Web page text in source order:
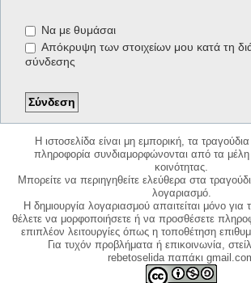
Να με θυμάσαι
Απόκρυψη των στοιχείων μου κατά τη
σύνδεσης
Η ιστοσελίδα είναι μη εμπορική, τα τραγούδια
πληροφορία συνδιαμορφώνονται από τα μέλη
κοινότητας.
Μπορείτε να περιηγηθείτε ελεύθερα στα
λογαριασμό.
Η δημιουργία λογαριασμού απαιτείται μόνο
θέλετε να μορφοποιήσετε ή να προσθέσετε
επιπλέον λειτουργίες όπως η τοποθέτηση
Για τυχόν προβλήματα ή επικοινωνία,
rebetoselida παπάκι